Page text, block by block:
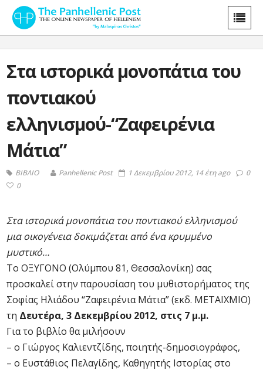
Στα ιστορικά μονοπάτια του
ποντιακού
ελληνισμού-“Ζαφειρένια
Μάτια”
ΒΙΒΛΙΟ Panhellenic Post 1 Δεκεμβρίου 2012, 14 έτη ago
0
0
Στα ιστορικά μονοπάτια του ποντιακού ελληνισμού
μια οικογένεια δοκιμάζεται από ένα κρυμμένο
μυστικό…
Το ΟΞΥΓΟΝΟ (Ολύμπου 81, Θεσσαλονίκη) σας
προσκαλεί στην παρουσίαση του μυθιστορήματος της
Σοφίας Ηλιάδου “Ζαφειρένια Μάτια” (εκδ. ΜΕΤΑΙΧΜΙΟ)
τη Δευτέρα, 3 Δεκεμβρίου 2012, στις 7 μ.μ.
Για το βιβλίο θα μιλήσουν
– ο Γιώργος Καλιεντζίδης, ποιητής-δημοσιογράφος,
– ο Ευστάθιος Πελαγίδης, Καθηγητής Ιστορίας στο